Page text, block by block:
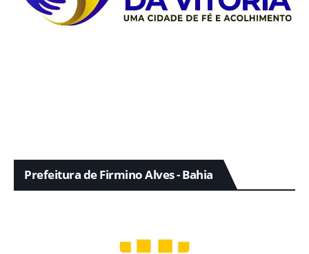
Prefeitura de Firmino Alves - Bahia